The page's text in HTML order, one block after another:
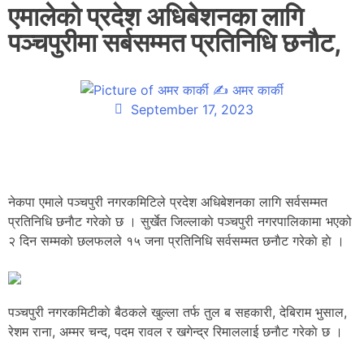
एमालेकाे प्रदेश अधिबेशनका लागि
पञ्चपुरीमा सर्बसम्मत प्रतिनिधि छनाैट,
✍ अमर कार्की
September 17, 2023
नेकपा एमाले पञ्चपुरी नगरकमिटिले प्रदेश अधिबेशनका लागि सर्वसम्मत
प्रतिनिधि छनाैट गरेकाे छ । सुर्खेत जिल्लाकाे पञ्चपुरी नगरपालिकामा भएको
२ दिन सम्मकाे छलफलले १५ जना प्रतिनिधि सर्वसम्मत छनाैट गरेकाे हाे ।
पञ्चपुरी नगरकमिटीकाे बैठकले खुल्ला तर्फ तुल ब सहकारी, देबिराम भुसाल,
रेशम राना, अम्मर चन्द, पदम रावल र खगेन्द्र रिमाललाई छनाैट गरेकाे छ ।